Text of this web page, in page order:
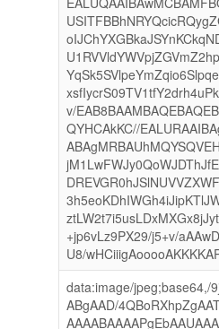
v/
QYHCAkKC//
+jp6vLz9PX29/j5+v/
U8/
data:image/jpeg;base64,/
ABgAAD/